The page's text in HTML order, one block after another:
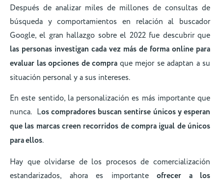
Después de analizar miles de millones de consultas de
búsqueda y comportamientos en relación al buscador
Google, el gran hallazgo sobre el 2022 fue descubrir que
las personas investigan cada vez más de forma online para
evaluar las opciones de compra que mejor se adaptan a su
situación personal y a sus intereses.
En este sentido, la personalización es más importante que
nunca. Los compradores buscan sentirse únicos y esperan
que las marcas creen recorridos de compra igual de únicos
para ellos.
Hay que olvidarse de los procesos de comercialización
estandarizados, ahora es importante ofrecer a los